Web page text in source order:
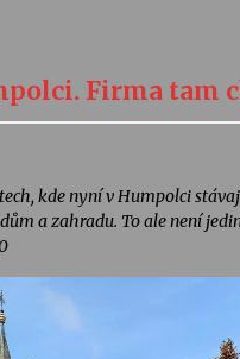
Firma tam
kde nyní v Humpolci
a zahradu. To ale není